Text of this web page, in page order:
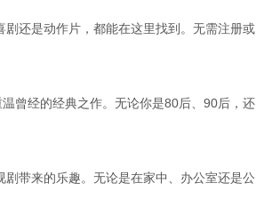
还是动作片，都能在这里找到。无需注册或
曾经的经典之作。无论你是80后、90后，还
带来的乐趣。无论是在家中、办公室还是公